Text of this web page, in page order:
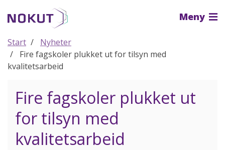
hovedinnhold
Meny
Start
Nyheter
Fire fagskoler plukket ut for tilsyn med
kvalitetsarbeid
Fire fagskoler plukket ut
for tilsyn med
kvalitetsarbeid